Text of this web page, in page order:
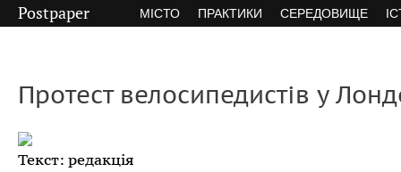
Postpaper МІСТО ПРАКТИКИ СЕРЕДОВИЩЕ
Протест велосипедистів у
Текст: редакція